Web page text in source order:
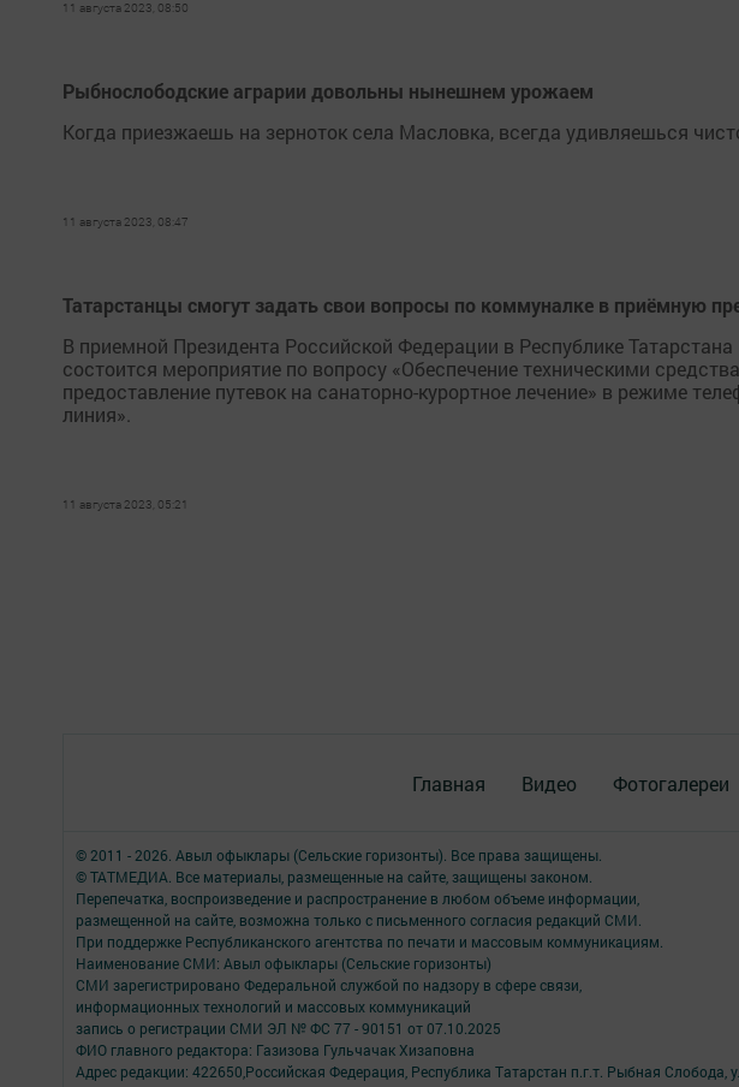
11 августа 2023, 08:50
Рыбнослободские аграрии довольны нынешнем урожаем
Когда приезжаешь на зерноток села Масловка, всегда удивляешься
11 августа 2023, 08:47
Татарстанцы смогут задать свои вопросы по коммуналке в приёмную
В приемной Президента Российской Федерации в Республике
состоится мероприятие по вопросу «Обеспечение техническими
предоставление путевок на санаторно-курортное лечение» в режиме
линия».
11 августа 2023, 05:21
Главная Видео Фотогалереи
© 2011 - 2026. Авыл офыклары (Сельские горизонты). Все права защищены.
© ТАТМЕДИА. Все материалы, размещенные на сайте, защищены законом.
Перепечатка, воспроизведение и распространение в любом объеме информации,
размещенной на сайте, возможна только с письменного согласия редакций СМИ.
При поддержке Республиканского агентства по печати и массовым коммуникациям.
Наименование СМИ: Авыл офыклары (Сельские горизонты)
СМИ зарегистрировано Федеральной службой по надзору в сфере связи,
информационных технологий и массовых коммуникаций
запись о регистрации СМИ ЭЛ № ФС 77 - 90151 от 07.10.2025
ФИО главного редактора: Газизова Гульчачак Хизаповна
Адрес редакции: 422650,Российская Федерация, Республика Татарстан п.г.т. Рыбная Слобода,